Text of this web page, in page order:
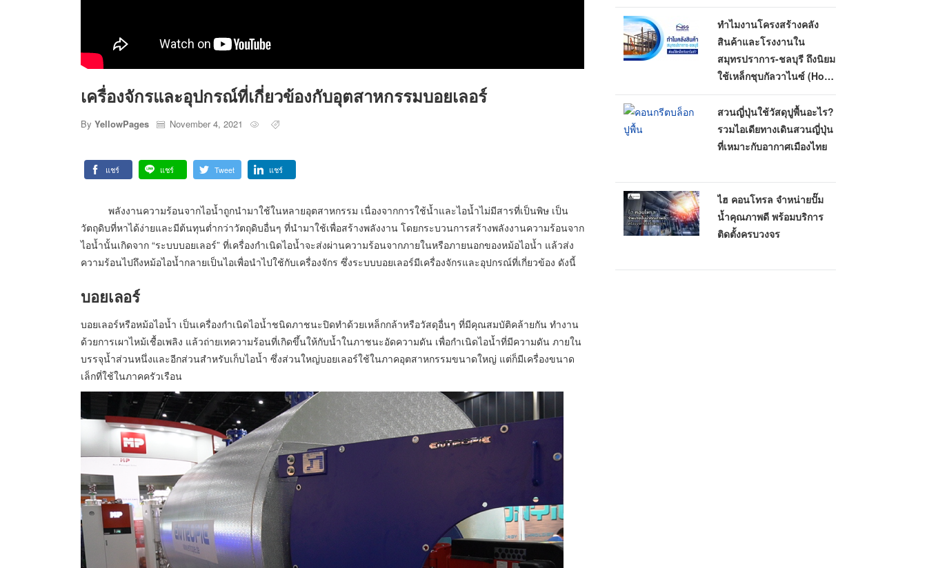
เครื่องจักรและอุปกรณ์ที่เกี่ยวข้องกับอุตสาหกรรมบอยเลอร์
By YellowPages November 4, 2021
แชร์ แชร์ Tweet แชร์
พลังงานความร้อนจากไอน้ำถูกนำมาใช้ในหลายอุตสาหกรรม เนื่องจากการใช้น้ำและไอน้ำไม่มีสารที่เป็นพิษ เป็น
วัตถุดิบที่หาได้ง่ายและมีต้นทุนต่ำกว่าวัตถุดิบอื่นๆ ที่นำมาใช้เพื่อสร้างพลังงาน โดยกระบวนการสร้างพลังงานความร้อนจาก
ไอน้ำนั้นเกิดจาก “ระบบบอยเลอร์” ที่เครื่องกำเนิดไอน้ำจะส่งผ่านความร้อนจากภายในหรือภายนอกของหม้อไอน้ำ แล้วส่ง
ความร้อนไปถึงหม้อไอน้ำกลายเป็นไอเพื่อนำไปใช้กับเครื่องจักร ซึ่งระบบบอยเลอร์มีเครื่องจักรและอุปกรณ์ที่เกี่ยวข้อง ดังนี้
บอยเลอร์
บอยเลอร์หรือหม้อไอน้ำ เป็นเครื่องกำเนิดไอน้ำชนิดภาชนะปิดทำด้วยเหล็กกล้าหรือวัสดุอื่นๆ ที่มีคุณสมบัติคล้ายกัน ทำงาน
ด้วยการเผาไหม้เชื้อเพลิง แล้วถ่ายเทความร้อนที่เกิดขึ้นให้กับน้ำในภาชนะอัดความดัน เพื่อกำเนิดไอน้ำที่มีความดัน ภายใน
บรรจุน้ำส่วนหนึ่งและอีกส่วนสำหรับเก็บไอน้ำ ซึ่งส่วนใหญ่บอยเลอร์ใช้ในภาคอุตสาหกรรมขนาดใหญ่ แต่ก็มีเครื่องขนาด
เล็กที่ใช้ในภาคครัวเรือน
ทำไมงานโครงสร้างคลัง
สินค้าและโรงงานใน
สมุทรปราการ-ชลบุรี ถึงนิยม
ใช้เหล็กชุบกัลวาไนซ์ (Hot-
Dip Galvanized)
สวนญี่ปุ่นใช้วัสดุปูพื้นอะไร?
รวมไอเดียทางเดินสวนญี่ปุ่น
ที่เหมาะกับอากาศเมืองไทย
ไฮ คอนโทรล จำหน่ายปั๊ม
น้ำคุณภาพดี พร้อมบริการ
ติดตั้งครบวงจร